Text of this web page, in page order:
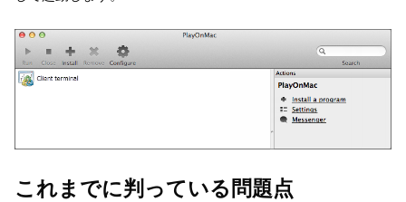
これまでに判っている問題点